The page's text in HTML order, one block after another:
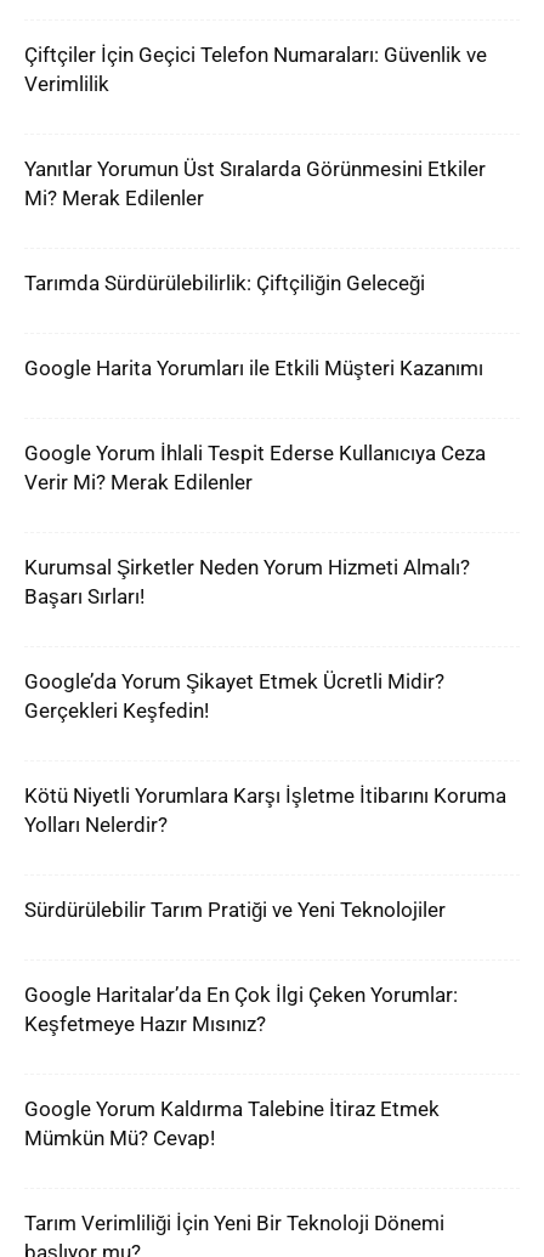
Çiftçiler İçin Geçici Telefon Numaraları: Güvenlik ve
Verimlilik
Yanıtlar Yorumun Üst Sıralarda Görünmesini Etkiler
Mi? Merak Edilenler
Tarımda Sürdürülebilirlik: Çiftçiliğin Geleceği
Google Harita Yorumları ile Etkili Müşteri Kazanımı
Google Yorum İhlali Tespit Ederse Kullanıcıya Ceza
Verir Mi? Merak Edilenler
Kurumsal Şirketler Neden Yorum Hizmeti Almalı?
Başarı Sırları!
Google’da Yorum Şikayet Etmek Ücretli Midir?
Gerçekleri Keşfedin!
Kötü Niyetli Yorumlara Karşı İşletme İtibarını Koruma
Yolları Nelerdir?
Sürdürülebilir Tarım Pratiği ve Yeni Teknolojiler
Google Haritalar’da En Çok İlgi Çeken Yorumlar:
Keşfetmeye Hazır Mısınız?
Google Yorum Kaldırma Talebine İtiraz Etmek
Mümkün Mü? Cevap!
Tarım Verimliliği İçin Yeni Bir Teknoloji Dönemi
başlıyor mu?